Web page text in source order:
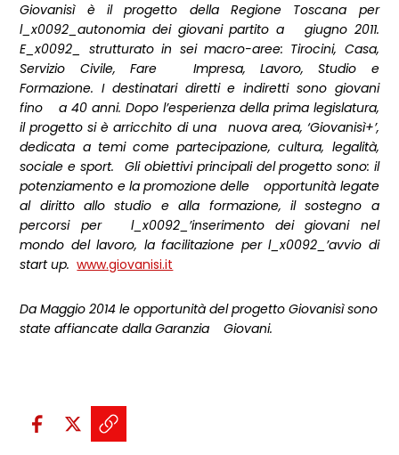
Giovanisì è il progetto della Regione Toscana per
l_x0092_autonomia dei giovani partito a giugno 2011.
E_x0092_ strutturato in sei macro-aree: Tirocini, Casa,
Servizio Civile, Fare Impresa, Lavoro, Studio e
Formazione. I destinatari diretti e indiretti sono giovani
fino a 40 anni. Dopo l’esperienza della prima legislatura,
il progetto si è arricchito di una nuova area, ‘Giovanisì+’,
dedicata a temi come partecipazione, cultura, legalità,
sociale e sport. Gli obiettivi principali del progetto sono: il
potenziamento e la promozione delle opportunità legate
al diritto allo studio e alla formazione, il sostegno a
percorsi per l_x0092_’inserimento dei giovani nel
mondo del lavoro, la facilitazione per l_x0092_’avvio di
start up.www.giovanisi.it
Da Maggio 2014 le opportunità del progetto Giovanisì sono
state affiancate dalla Garanzia Giovani.
Condividi sui social:
Condividi su Facebook - apre
Condividi su X - apre una
Copia il link e condividi -